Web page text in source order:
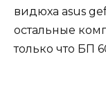
видюха asus
остальные
только что БП